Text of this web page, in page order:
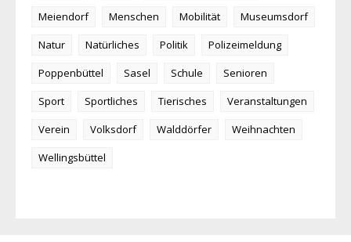
Meiendorf
Menschen Mobilität
Museumsdorf
Natur
Natürliches Politik
Polizeimeldung
Poppenbüttel
Sasel Schule
Senioren
Sport
Sportliches Tierisches
Veranstaltungen
Verein
Volksdorf Walddörfer
Weihnachten
Wellingsbüttel